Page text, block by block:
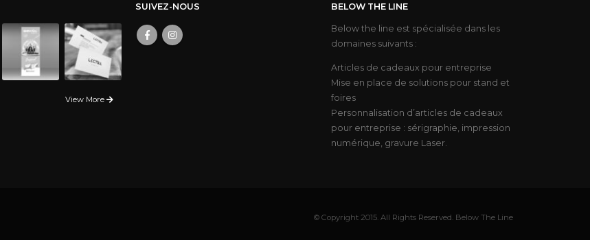
View More
SUIVEZ-NOUS BELOW THE LINE
Below the line est spécialisée dans les
domaines suivants :
Articles de cadeaux pour entreprise
Mise en place de solutions pour stand et
foires
Personnalisation d’articles de cadeaux
pour entreprise : sérigraphie, impression
numérique, gravure Laser.
© Copyright 2015. All Rights Reserved. Below The Line